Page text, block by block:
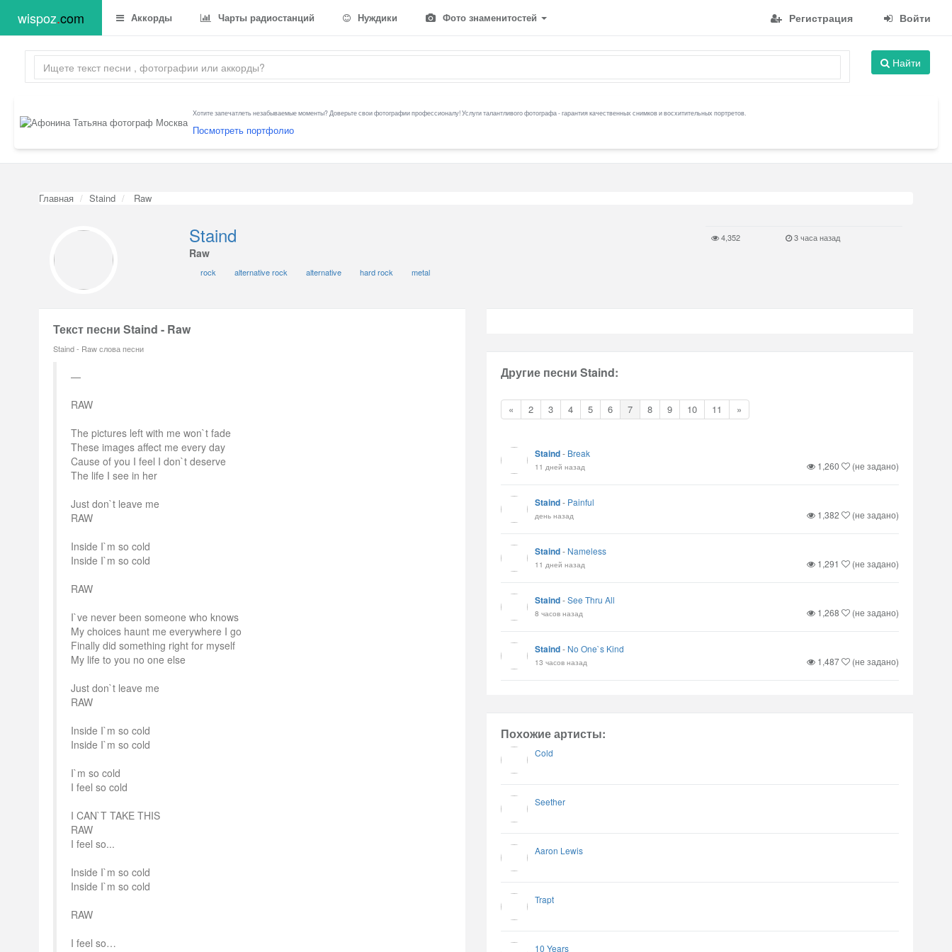
wispoz.com Аккорды Чарты радиостанций Нуждики Фото знаменитостей Регистрация Войти
Найти
Хотите запечатлеть незабываемые моменты? Доверьте свои фотографии профессионалу! Услуги талантливого фотографа - гарантия качественных снимков и восхитительных портретов.
Посмотреть портфолио
Главная Staind Raw
Staind
Raw
rock alternative rock alternative hard rock metal
4,352 3 часа назад
Текст песни Staind - Raw
Staind - Raw слова песни
RAW
The pictures left with me won`t fade
These images affect me every day
Cause of you I feel I don`t deserve
The life I see in her
Just don`t leave me
RAW
Inside I`m so cold
Inside I`m so cold
RAW
I`ve never been someone who knows
My choices haunt me everywhere I go
Finally did something right for myself
My life to you no one else
Just don`t leave me
RAW
Inside I`m so cold
Inside I`m so cold
I`m so cold
I feel so cold
I CAN`T TAKE THIS
RAW
I feel so...
Inside I`m so cold
Inside I`m so cold
RAW
I feel so…
Другие песни Staind:
« 2 3 4 5 6 7 8 9 10 11 »
Staind- Break
11 дней назад 1,260 (не задано)
Staind- Painful
день назад 1,382 (не задано)
Staind- Nameless
11 дней назад 1,291 (не задано)
Staind-See Thru All
8 часов назад 1,268 (не задано)
Staind- No One`s Kind
13 часов назад 1,487 (не задано)
Похожие артисты:
Cold
Seether
Aaron Lewis
Trapt
10 Years